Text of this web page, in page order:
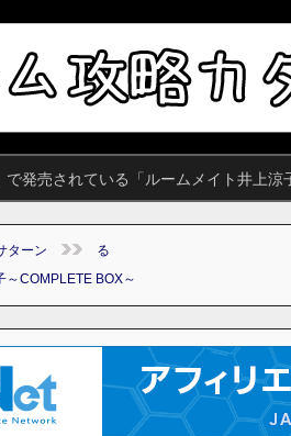
で発売されている「ルームメイト井上
ターン
る
～COMPLETE BOX～